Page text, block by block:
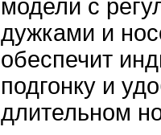
модели с
дужками и
обеспечит
подгонку и
длительном